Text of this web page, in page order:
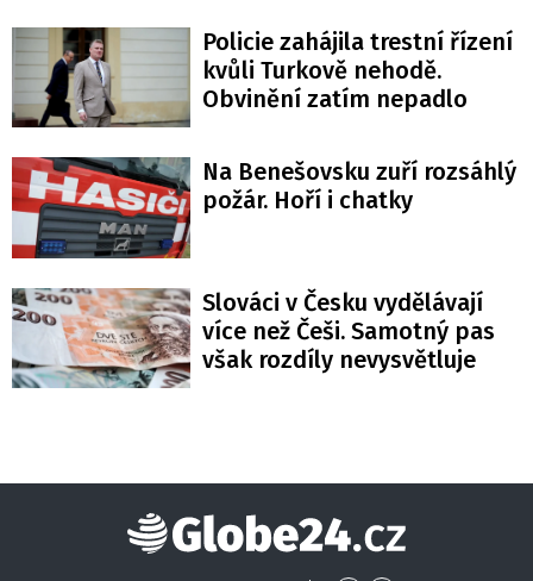
Policie zahájila trestní řízení
kvůli Turkově nehodě.
Obvinění zatím nepadlo
Na Benešovsku zuří rozsáhlý
požár. Hoří i chatky
Slováci v Česku vydělávají
více než Češi. Samotný pas
však rozdíly nevysvětluje
Globe24